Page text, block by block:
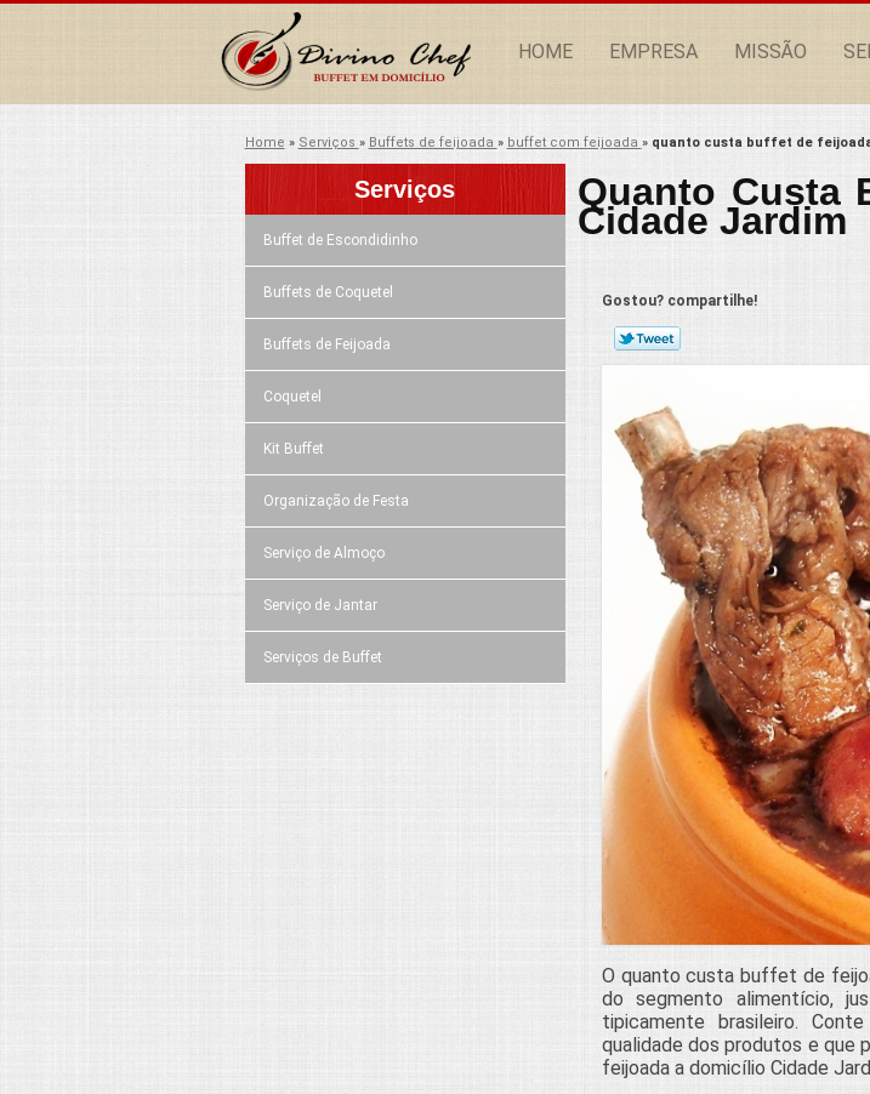
HOME EMPRESA MISSÃO
Home » Serviços » Buffets de feijoada » buffet com feijoada » quanto custa buffet de
Serviços
Buffet de Escondidinho
Buffets de Coquetel
Buffets de Feijoada
Coquetel
Kit Buffet
Organização de Festa
Serviço de Almoço
Serviço de Jantar
Serviços de Buffet
Quanto Custa
Cidade Jardim
Gostou? compartilhe!
O quanto custa buffet de
do segmento alimentício,
tipicamente brasileiro.
qualidade dos produtos e que
feijoada a domicílio Cidade